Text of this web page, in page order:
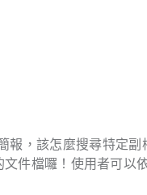
報，該怎麼搜尋特定副
文件檔囉！使用者可以